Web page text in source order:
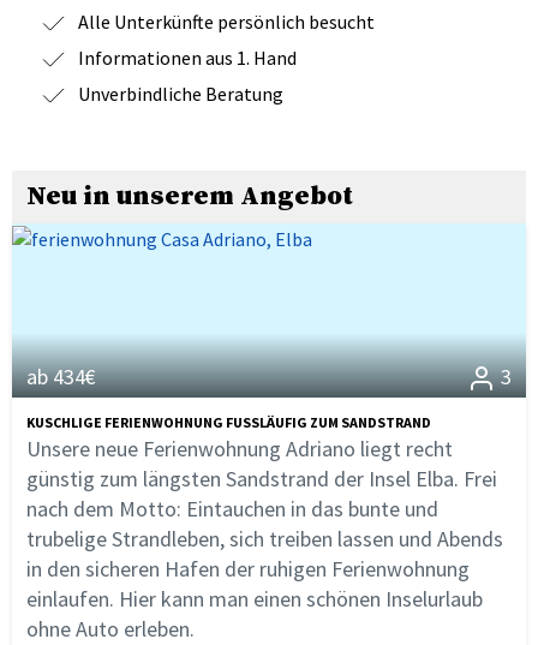
Alle Unterkünfte persönlich besucht
Informationen aus 1. Hand
Unverbindliche Beratung
Neu in unserem Angebot
ab 434€ 3
KUSCHLIGE FERIENWOHNUNG FUSSLÄUFIG ZUM SANDSTRAND
Unsere neue Ferienwohnung Adriano liegt recht
günstig zum längsten Sandstrand der Insel Elba. Frei
nach dem Motto: Eintauchen in das bunte und
trubelige Strandleben, sich treiben lassen und Abends
in den sicheren Hafen der ruhigen Ferienwohnung
einlaufen. Hier kann man einen schönen Inselurlaub
ohne Auto erleben.